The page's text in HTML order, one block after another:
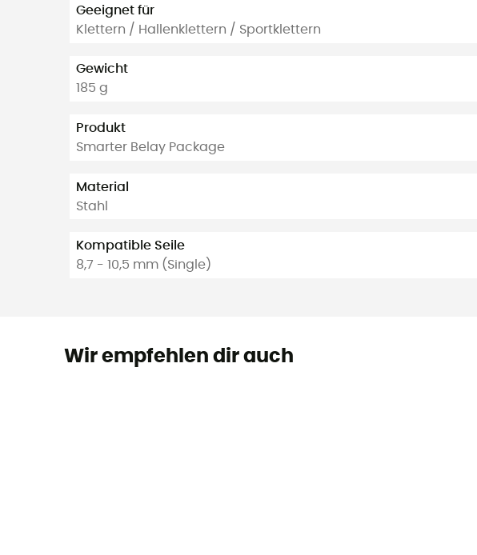
Geeignet für
Klettern / Hallenklettern / Sportklettern
Gewicht
185 g
Produkt
Smarter Belay Package
Material
Stahl
Kompatible Seile
8,7 - 10,5 mm (Single)
Wir empfehlen dir auch